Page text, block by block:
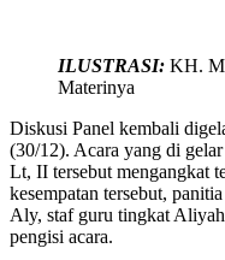
ILUSTRASI: KH.
Materinya
Diskusi Panel kembali
(30/12). Acara yang di
Lt, II tersebut mengangkat
kesempatan tersebut,
Aly, staf guru tingkat
pengisi acara.